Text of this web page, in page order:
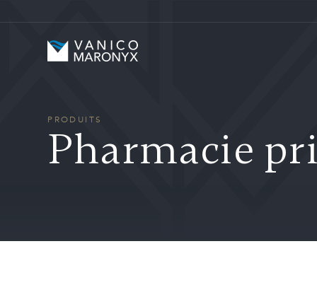
Vanico-Maronyx
PRODUITS
Pharmacie